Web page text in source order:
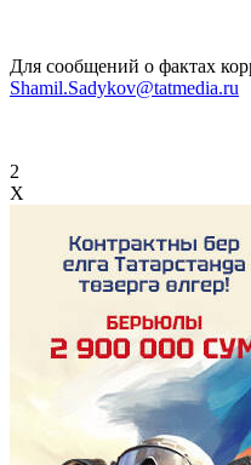
Для сообщений о фактах
Shamil.Sadykov@tatmedia.ru
2
X